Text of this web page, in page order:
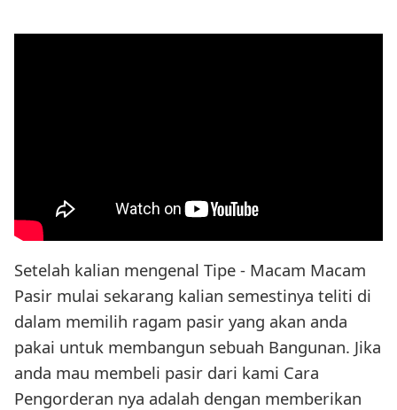
Setelah kalian mengenal Tipe - Macam Macam
Pasir mulai sekarang kalian semestinya teliti di
dalam memilih ragam pasir yang akan anda
pakai untuk membangun sebuah Bangunan. Jika
anda mau membeli pasir dari kami Cara
Pengorderan nya adalah dengan memberikan